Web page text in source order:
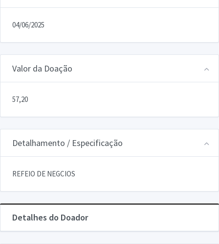
04/06/2025
Valor da Doação
57,20
Detalhamento / Especificação
REFEIO DE NEGCIOS
Detalhes do Doador